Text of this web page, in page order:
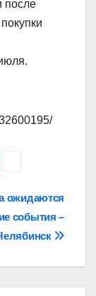
после
ожидаются
события –